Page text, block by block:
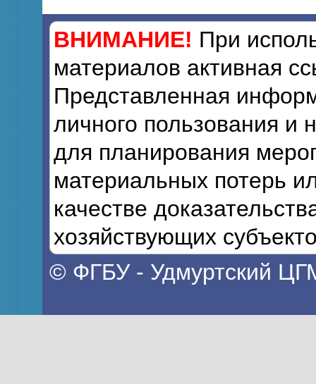
ВНИМАНИЕ! При
материалов активная
Представленная
личного пользования и
для планирования
материальных потерь
качестве
хозяйствующих
© ФГБУ - Удмуртский